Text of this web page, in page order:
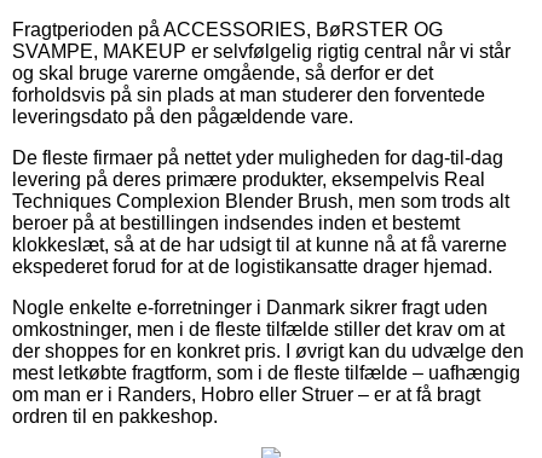
Fragtperioden på ACCESSORIES, BøRSTER OG
SVAMPE, MAKEUP er selvfølgelig rigtig central når vi står
og skal bruge varerne omgående, så derfor er det
forholdsvis på sin plads at man studerer den forventede
leveringsdato på den pågældende vare.
De fleste firmaer på nettet yder muligheden for dag-til-dag
levering på deres primære produkter, eksempelvis Real
Techniques Complexion Blender Brush, men som trods alt
beroer på at bestillingen indsendes inden et bestemt
klokkeslæt, så at de har udsigt til at kunne nå at få varerne
ekspederet forud for at de logistikansatte drager hjemad.
Nogle enkelte e-forretninger i Danmark sikrer fragt uden
omkostninger, men i de fleste tilfælde stiller det krav om at
der shoppes for en konkret pris. I øvrigt kan du udvælge den
mest letkøbte fragtform, som i de fleste tilfælde – uafhængig
om man er i Randers, Hobro eller Struer – er at få bragt
ordren til en pakkeshop.